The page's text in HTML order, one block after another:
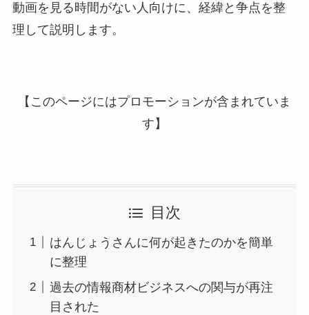
動画を見る時間がない人向けに、経緯と争点を整
理して説明します。
【このページにはプロモーションが含まれていま
す】
目次
はんじょうさんに何が起きたのかを簡単
に整理
過去の情報商材ビジネスへの関与が再注
目された